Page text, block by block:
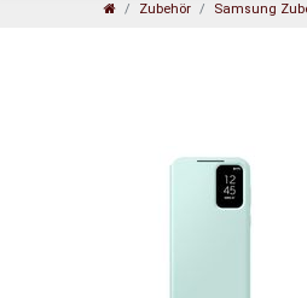
Zubehör Samsung